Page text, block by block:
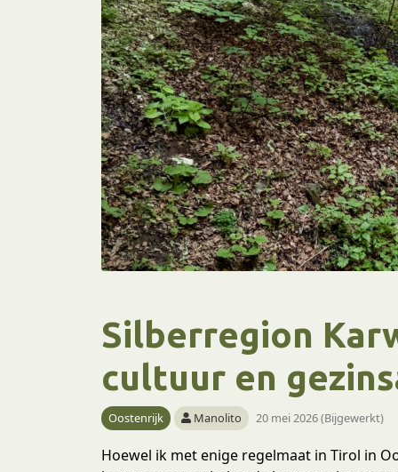
Silberregion
cultuur en
Oostenrijk Manolito 20 mei 2026 (Bijgewerkt)
Hoewel ik met enige regelmaat in Tirol in